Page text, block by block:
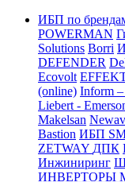
ИБП по
POWERMAN
Solutions Borri
DEFENDER
Ecovolt
(online) Inform
Liebert -
Makelsan
Bastion ИБП
ZETWAY ДПК
Инжиниринг
ИНВЕРТОРЫ